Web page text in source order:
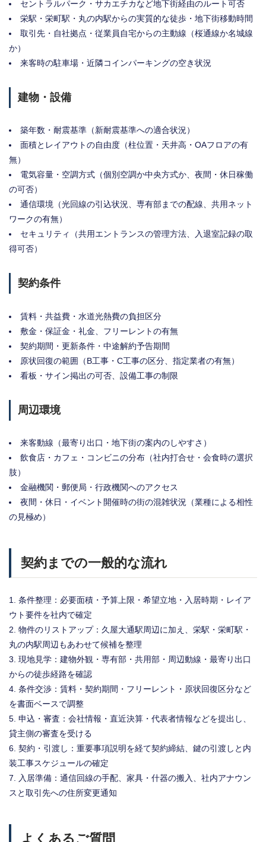
セントラルパーク・サカエチカなど地下街経由のルート可否
栄駅・栄町駅・丸の内駅からの実質的な徒歩・地下街移動時間
取引先・自社拠点・従業員自宅からの主動線（桜通線か名城線
か）
来客時の駐車場・近隣コインパーキングの空き状況
建物・設備
築年数・耐震基準（新耐震基準への適合状況）
面積とレイアウトの自由度（柱位置・天井高・OAフロアの有
無）
電気容量・空調方式（個別空調か中央方式か、夜間・休日稼働
の可否）
通信環境（光回線の引込状況、専有部までの配線、共用ネット
ワークの有無）
セキュリティ（共用エントランスの管理方法、入退室記録の取
得可否）
契約条件
賃料・共益費・水道光熱費の負担区分
敷金・保証金・礼金、フリーレントの有無
契約期間・更新条件・中途解約予告期間
原状回復の範囲（B工事・C工事の区分、指定業者の有無）
看板・サイン掲出の可否、設備工事の制限
周辺環境
来客動線（最寄り出口・地下街の案内のしやすさ）
飲食店・カフェ・コンビニの分布（社内打合せ・会食時の選択
肢）
金融機関・郵便局・行政機関へのアクセス
夜間・休日・イベント開催時の街の混雑状況（業種による相性
の見極め）
契約までの一般的な流れ
条件整理：必要面積・予算上限・希望立地・入居時期・レイア
ウト要件を社内で確定
物件のリストアップ：久屋大通駅周辺に加え、栄駅・栄町駅・
丸の内駅周辺もあわせて候補を整理
現地見学：建物外観・専有部・共用部・周辺動線・最寄り出口
からの徒歩経路を確認
条件交渉：賃料・契約期間・フリーレント・原状回復区分など
を書面ベースで調整
申込・審査：会社情報・直近決算・代表者情報などを提出し、
貸主側の審査を受ける
契約・引渡し：重要事項説明を経て契約締結、鍵の引渡しと内
装工事スケジュールの確定
入居準備：通信回線の手配、家具・什器の搬入、社内アナウン
スと取引先への住所変更通知
よくあるご質問